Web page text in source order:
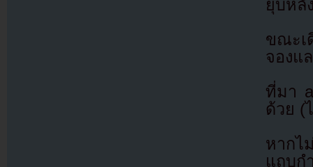
ยุบหลั
ขณะเ
จองแ
ที่มา
ด้วย (
หากไ
แถบก